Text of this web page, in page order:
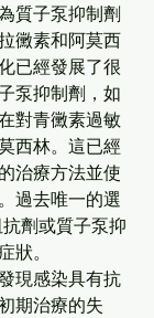
質子泵抑制劑
黴素和阿莫西
已經發展了很
泵抑制劑，如
對青黴素過敏
西林。這已經
治療方法並使
過去唯一的選
劑或質子泵抑
狀。
現感染具有抗
期治療的失